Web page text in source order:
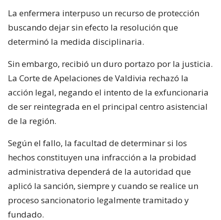
La enfermera interpuso un recurso de protección
buscando dejar sin efecto la resolución que
determinó la medida disciplinaria.
Sin embargo, recibió un duro portazo por la justicia.
La Corte de Apelaciones de Valdivia rechazó la
acción legal, negando el intento de la exfuncionaria
de ser reintegrada en el principal centro asistencial
de la región.
Según el fallo, la facultad de determinar si los
hechos constituyen una infracción a la probidad
administrativa dependerá de la autoridad que
aplicó la sanción, siempre y cuando se realice un
proceso sancionatorio legalmente tramitado y
fundado.